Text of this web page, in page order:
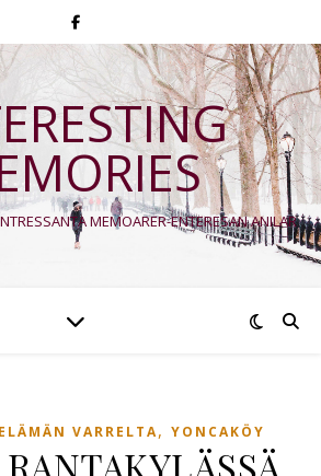
MEMOARER-ENTERESAN ANILAR
VARRELTA, YONCAKÖY